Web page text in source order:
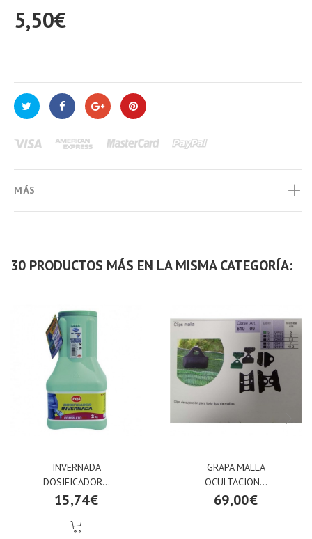
5,50€
MÁS
30 PRODUCTOS MÁS EN LA MISMA CATEGORÍA:
INVERNADA
DOSIFICADOR...
15,74€
GRAPA MALLA
OCULTACION...
69,00€